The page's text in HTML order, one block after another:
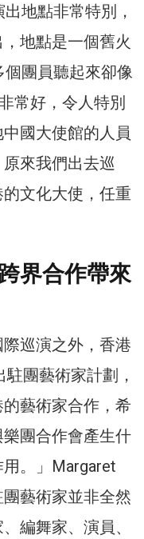
地點非常特別，
地點是一個舊火
團員聽起來卻像
常好，令人特別
國大使館的人員
來我們出去巡
文化大使，任重
界合作帶來
巡演之外，香港
團藝術家計劃，
的藝術家合作，希
團合作會產生什
。」Margaret
藝術家並非全然
編舞家、演員、